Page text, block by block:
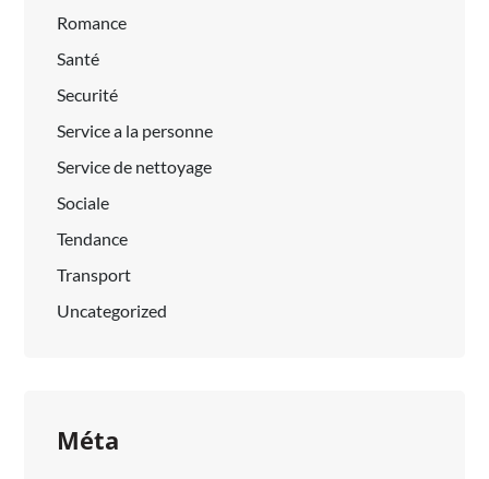
Romance
Santé
Securité
Service a la personne
Service de nettoyage
Sociale
Tendance
Transport
Uncategorized
Méta